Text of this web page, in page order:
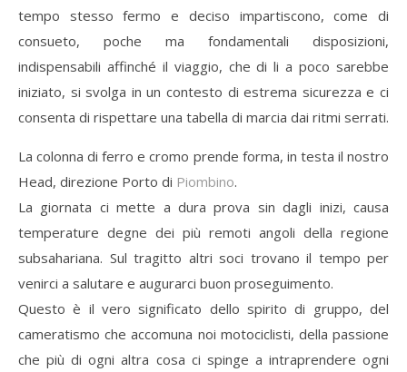
tempo stesso fermo e deciso impartiscono, come di
consueto, poche ma fondamentali disposizioni,
indispensabili affinché il viaggio, che di li a poco sarebbe
iniziato, si svolga in un contesto di estrema sicurezza e ci
consenta di rispettare una tabella di marcia dai ritmi serrati.
La colonna di ferro e cromo prende forma, in testa il nostro
Head, direzione Porto di Piombino.
La giornata ci mette a dura prova sin dagli inizi, causa
temperature degne dei più remoti angoli della regione
subsahariana. Sul tragitto altri soci trovano il tempo per
venirci a salutare e augurarci buon proseguimento.
Questo è il vero significato dello spirito di gruppo, del
cameratismo che accomuna noi motociclisti, della passione
che più di ogni altra cosa ci spinge a intraprendere ogni